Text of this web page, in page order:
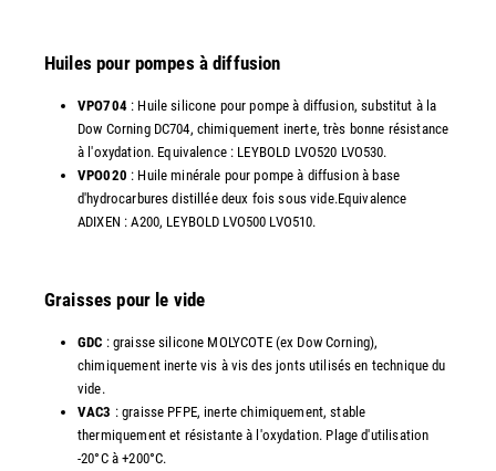
Huiles pour pompes à diffusion
VPO704: Huile silicone pour pompe à diffusion, substitut à la
Dow Corning DC704, chimiquement inerte, très bonne résistance
à l'oxydation. Equivalence : LEYBOLD LVO520 LVO530.
VPO020 : Huile minérale pour pompe à diffusion à base
d'hydrocarbures distillée deux fois sous vide.Equivalence
ADIXEN : A200, LEYBOLD LVO500 LVO510.
Graisses pour le vide
GDC : graisse silicone MOLYCOTE (ex Dow Corning),
chimiquement inerte vis à vis des jonts utilisés en technique du
vide.
VAC3 : graisse PFPE, inerte chimiquement, stable
thermiquement et résistante à l'oxydation. Plage d'utilisation
-20°C à +200°C.